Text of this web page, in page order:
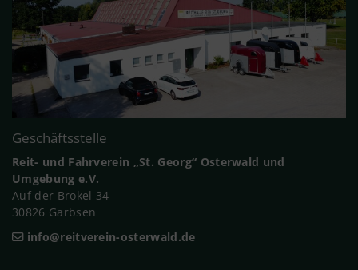
Geschäftsstelle
Reit- und Fahrverein „St. Georg“ Osterwald und
Umgebung e.V.
Auf der Brokel 34
30826 Garbsen
info@reitverein-osterwald.de